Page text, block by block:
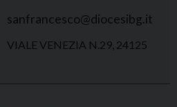
sanfrancesco@diocesibg.it
VIALE VENEZIA N.29, 24125